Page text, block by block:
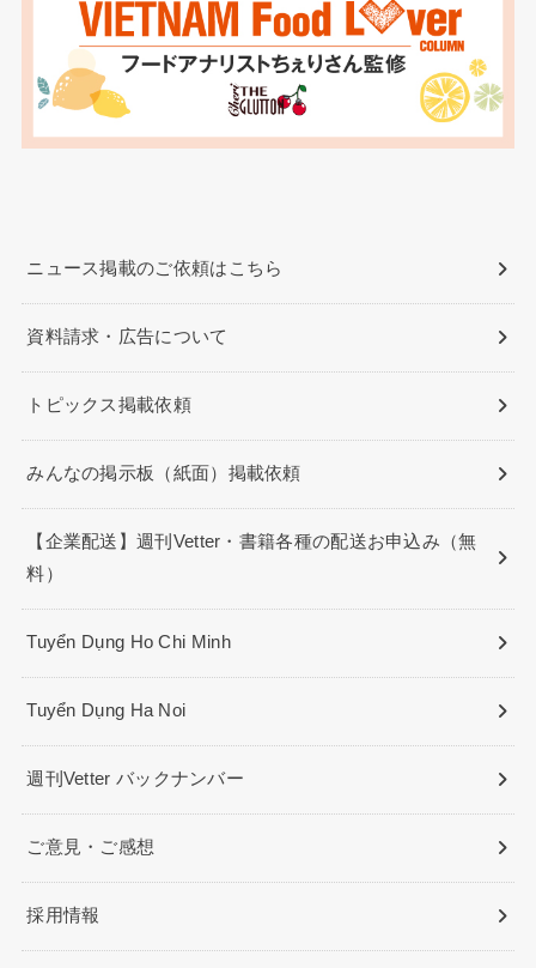
ニュース掲載のご依頼はこちら
資料請求・広告について
トピックス掲載依頼
みんなの掲示板（紙面）掲載依頼
【企業配送】週刊Vetter・書籍各種の配送お申込み（無
料）
Tuyển Dụng Ho Chi Minh
Tuyển Dụng Ha Noi
週刊Vetter バックナンバー
ご意見・ご感想
採用情報